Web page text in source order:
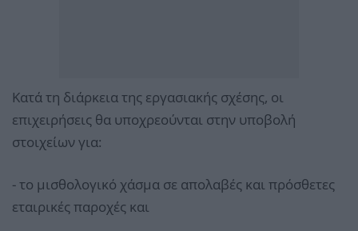
Κατά τη διάρκεια της εργασιακής σχέσης, οι
επιχειρήσεις θα υποχρεούνται στην υποβολή
στοιχείων για:
- το μισθολογικό χάσμα σε απολαβές και πρόσθετες
εταιρικές παροχές και